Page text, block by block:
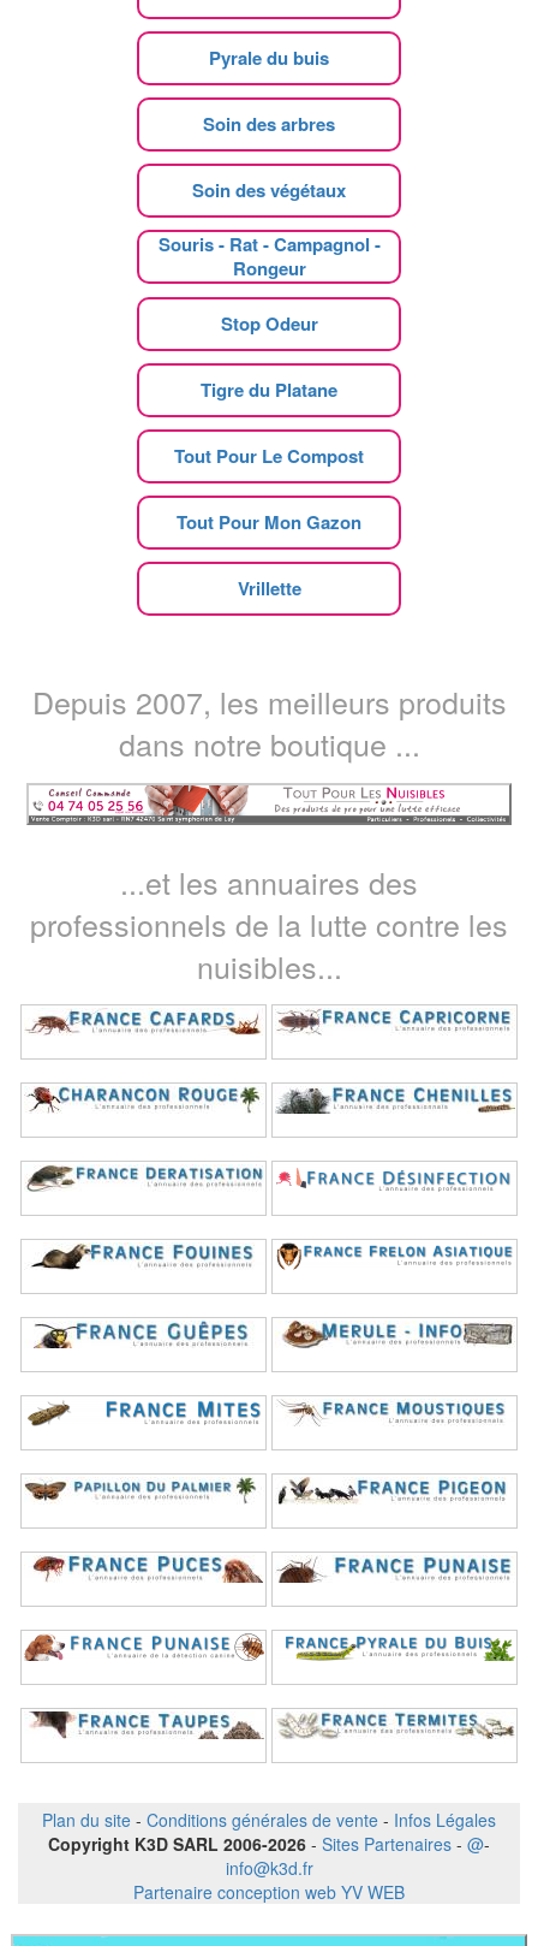
Pyrale du buis
Soin des arbres
Soin des végétaux
Souris - Rat - Campagnol -
Rongeur
Stop Odeur
Tigre du Platane
Tout Pour Le Compost
Tout Pour Mon Gazon
Vrillette
Depuis 2007, les meilleurs produits
dans notre boutique ...
...et les annuaires des
professionnels de la lutte contre les
nuisibles...
Plan du site - Conditions générales de vente - Infos Légales
Copyright K3D SARL 2006-2026 - Sites Partenaires - @-
info@k3d.fr
Partenaire conception web YV WEB